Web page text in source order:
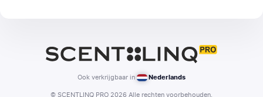
Ook verkrijgbaar in Nederlands
© SCENTLINQ PRO 2026 Alle rechten voorbehouden.